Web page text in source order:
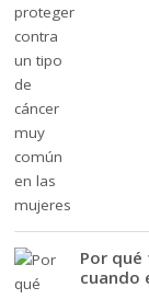
Por
cuando